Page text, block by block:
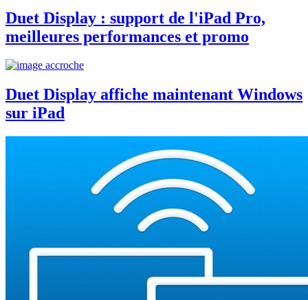
Duet Display : support de l'iPad Pro,
meilleures performances et promo
Duet Display affiche maintenant Windows
sur iPad